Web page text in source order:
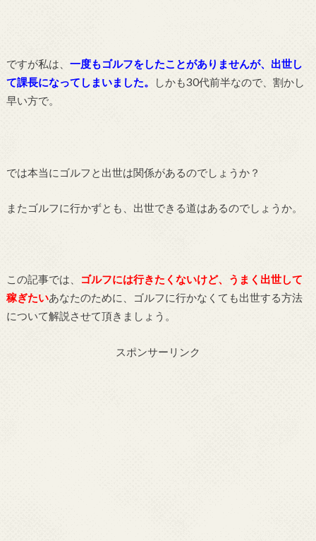
ですが私は、 一度もゴルフをしたことがありませんが、出世し
て課長になってしまいました。
しかも30代前半なので、割かし
早い方で。
では本当にゴルフと出世は関係があるのでしょうか？
またゴルフに行かずとも、出世できる道はあるのでしょうか。
この記事では、
ゴルフには行きたくないけど、うまく出世して
稼ぎたいあなたのために、ゴルフに行かなくても出世する方法
について解説させて頂きましょう。
スポンサーリンク